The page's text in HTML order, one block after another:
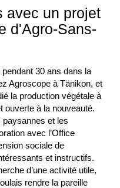
avec un projet
d'Agro-Sans-
pendant 30 ans dans la
Agroscope à Tänikon, et
la production végétale à
ouverte à la nouveauté.
et les
avec l’Office
sociale de
et instructifs.
d’une activité utile,
rendre la pareille